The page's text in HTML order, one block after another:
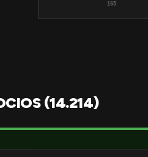
165
(14.214)